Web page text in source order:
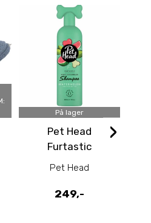
På lager
Pet Head
Furtastic
hundesjampo
Pet Head
249,-
›